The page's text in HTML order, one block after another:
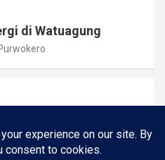
di Watuagung